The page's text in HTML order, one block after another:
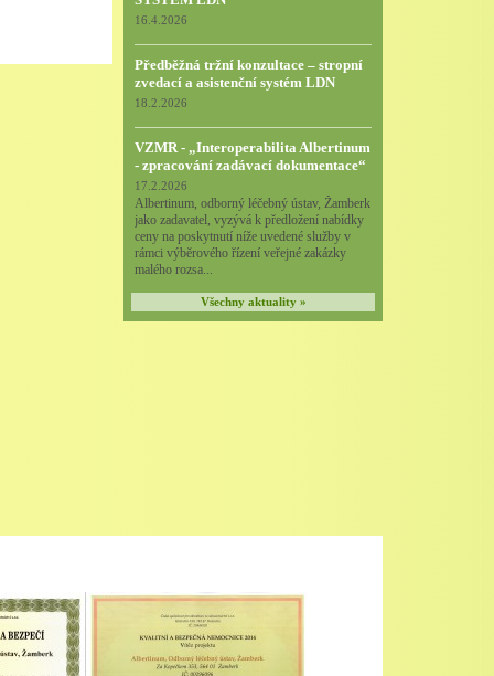
16.4.2026
Předběžná tržní konzultace – stropní
zvedací a asistenční systém LDN
18.2.2026
VZMR - „Interoperabilita Albertinum
- zpracování zadávací dokumentace“
17.2.2026
Albertinum, odborný léčebný ústav, Žamberk
jako zadavatel, vyzývá k předložení nabídky
ceny na poskytnutí níže uvedené služby v
rámci výběrového řízení veřejné zakázky
malého rozsa...
Všechny aktuality »